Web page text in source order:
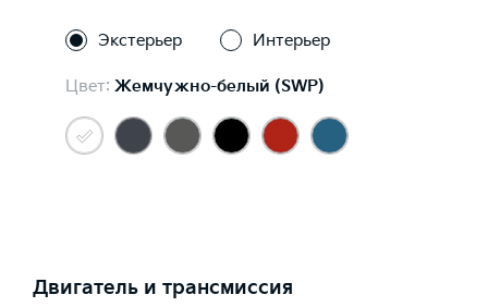
Экстерьер Интерьер
Цвет: Жемчужно-белый (SWP)
Двигатель и трансмиссия